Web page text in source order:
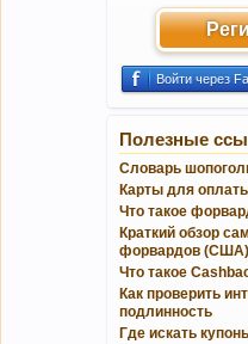
Войти через
Полезные
Словарь
Карты для
Что такое
Краткий обзор
форвардов (США)
Что такое
Как проверить
подлинность
Где искать